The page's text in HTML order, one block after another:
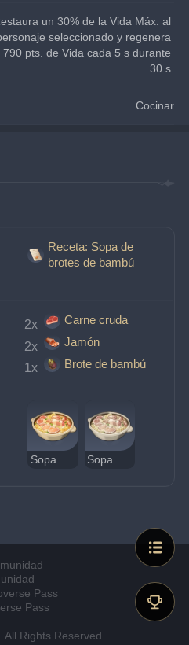
un 30% de la Vida Máx. al
seleccionado y regenera
790 pts. de Vida cada 5 s durante
30 s.
Cocinar
Receta: Sopa de
brotes de bambú
2x
Carne cruda
2x
Jamón
1x
Brote de bambú
Pass
Pass
Rights Reserved.